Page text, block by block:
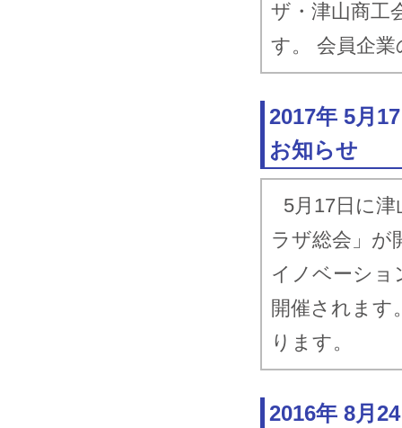
ザ・津山商工
す。 会員企
2017年 5月
お知らせ
5月17日に
ラザ総会」が
イノベーショ
開催されます
ります。
2016年 8月